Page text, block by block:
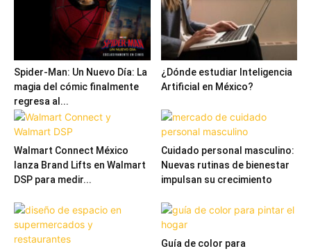
Spider-Man: Un Nuevo Día: La
magia del cómic finalmente
regresa al...
¿Dónde estudiar Inteligencia
Artificial en México?
Walmart Connect México
lanza Brand Lifts en Walmart
DSP para medir...
Cuidado personal masculino:
Nuevas rutinas de bienestar
impulsan su crecimiento
Guía de color para